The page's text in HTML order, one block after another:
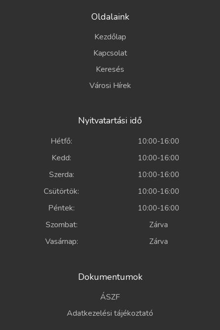
Oldalaink
Kezdőlap
Kapcsolat
Keresés
Városi Hírek
Nyitvatartási idő
Hétfő: 10:00-16:00
Kedd: 10:00-16:00
Szerda: 10:00-16:00
Csütörtök: 10:00-16:00
Péntek: 10:00-16:00
Szombat: Zárva
Vasárnap: Zárva
Dokumentumok
ÁSZF
Adatkezelési tájékoztató